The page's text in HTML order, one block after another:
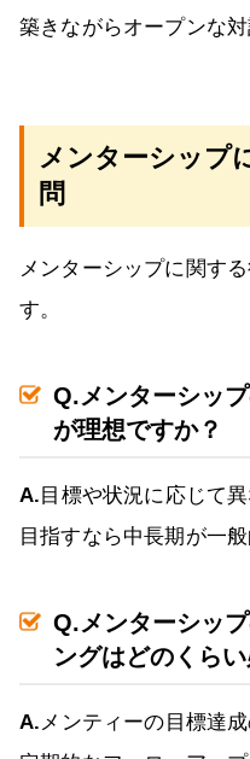
築きながらオープンな
メンターシップ
問
メンターシップに関す
す。
Q.メンターシッ
が理想ですか？
A.目標や状況に応じて
目指すなら中長期が一般
Q.メンターシッ
ングはどのくら
A.メンティーの目標達